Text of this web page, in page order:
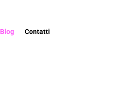
Blog Contatti